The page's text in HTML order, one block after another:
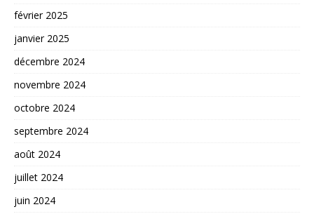
février 2025
janvier 2025
décembre 2024
novembre 2024
octobre 2024
septembre 2024
août 2024
juillet 2024
juin 2024